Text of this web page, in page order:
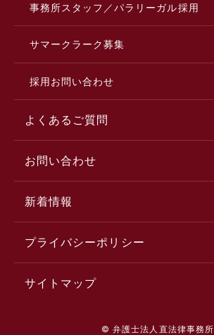
事務所スタッフ／パラリーガル採用
サマークラーク募集
採用お問い合わせ
よくあるご質問
お問い合わせ
新着情報
プライバシーポリシー
サイトマップ
© 弁護士法人直法律事務所